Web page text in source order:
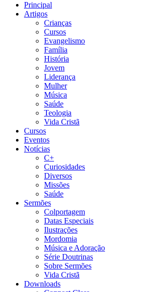
Principal
Artigos
Crianças
Cursos
Evangelismo
Família
História
Jovem
Liderança
Mulher
Música
Saúde
Teologia
Vida Cristã
Cursos
Eventos
Notícias
C+
Curiosidades
Diversos
Missões
Saúde
Sermões
Colportagem
Datas Especiais
Ilustrações
Mordomia
Música e Adoração
Série Doutrinas
Sobre Sermões
Vida Cristã
Downloads